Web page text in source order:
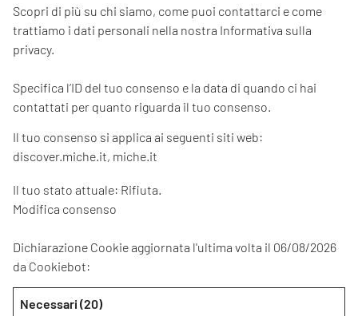
Scopri di più su chi siamo, come puoi contattarci e come
trattiamo i dati personali nella nostra Informativa sulla
privacy.
Specifica l’ID del tuo consenso e la data di quando ci hai
contattati per quanto riguarda il tuo consenso.
Il tuo consenso si applica ai seguenti siti web:
discover.miche.it, miche.it
Il tuo stato attuale: Rifiuta.
Modifica consenso
Dichiarazione Cookie aggiornata l'ultima volta il 06/08/2026
da Cookiebot:
Necessari (20)